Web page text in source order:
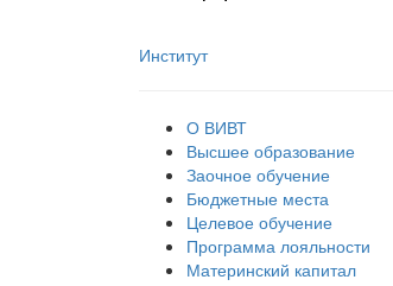
Институт
О ВИВТ
Высшее образование
Заочное обучение
Бюджетные места
Целевое обучение
Программа лояльности
Материнский капитал